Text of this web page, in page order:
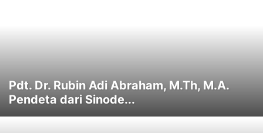
Pdt. Dr. Rubin Adi Abraham, M.Th, M.A.
Pendeta dari Sinode...